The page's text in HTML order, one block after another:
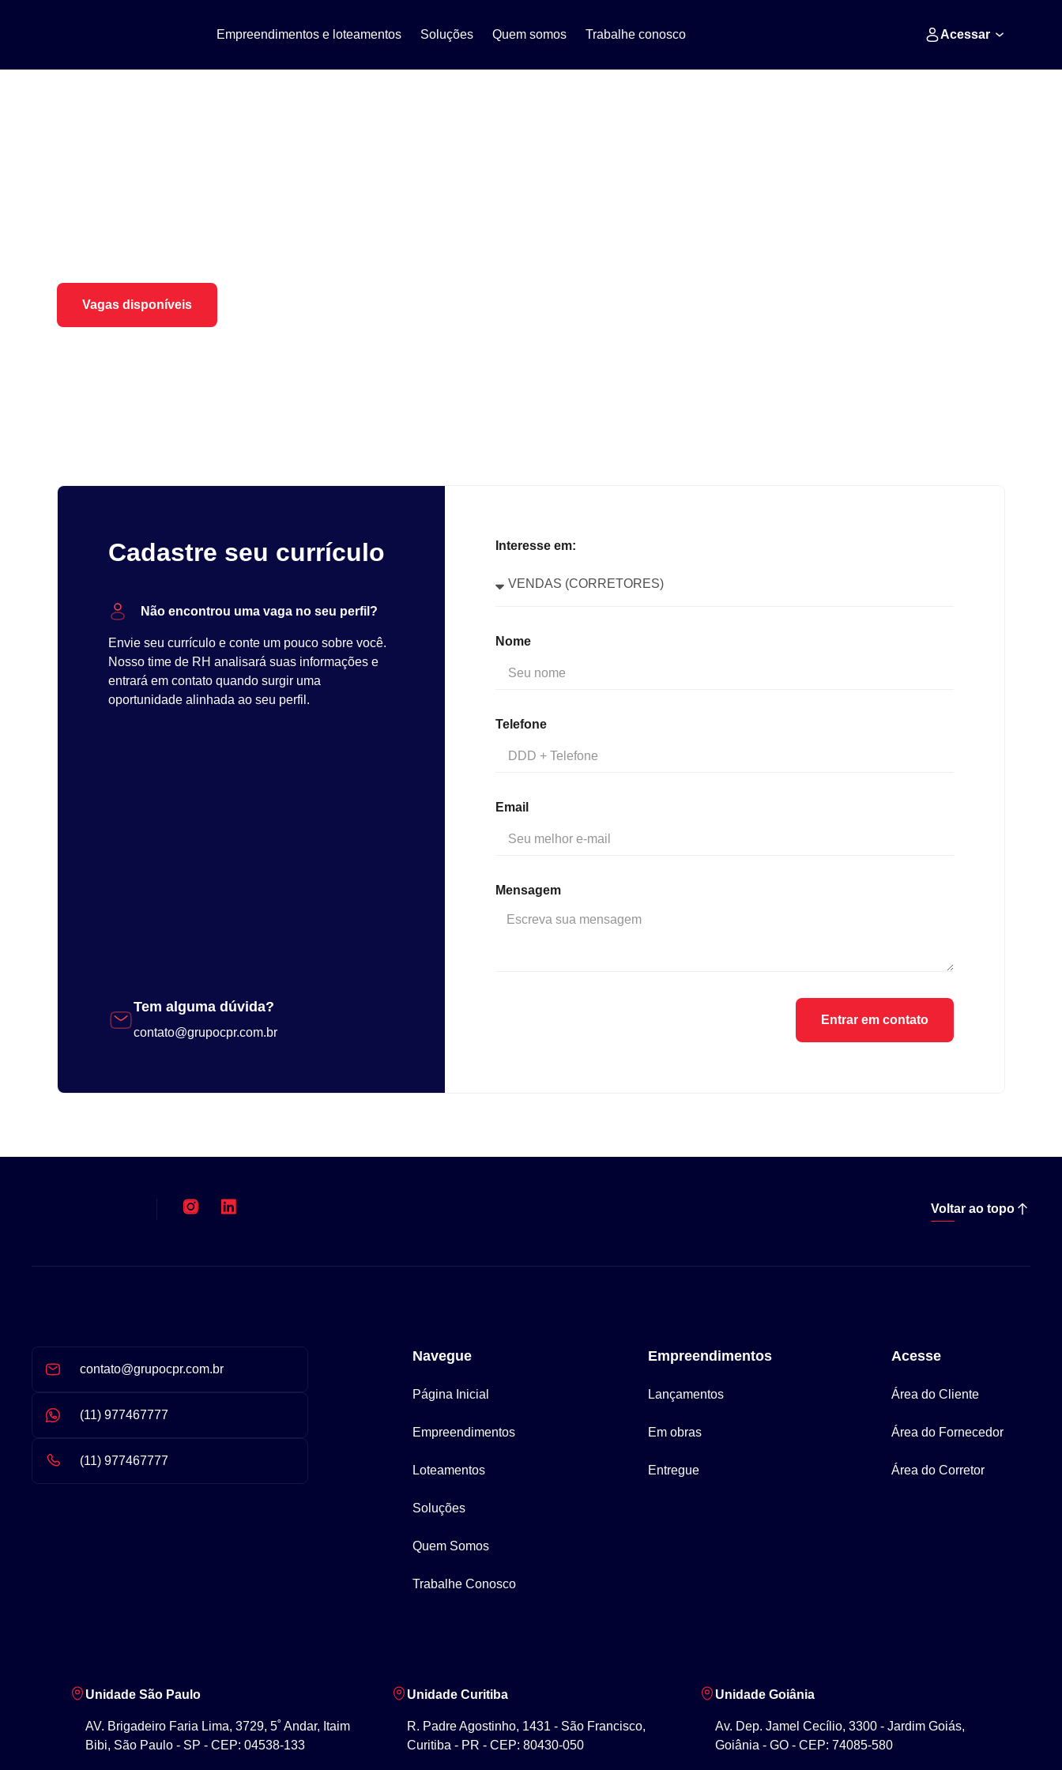
Empreendimentos e loteamentos Soluções Quem somos Trabalhe conosco Acessar
Vagas disponíveis
Cadastre seu currículo
Não encontrou uma vaga no seu perfil?
Envie seu currículo e conte um pouco sobre você.
Nosso time de RH analisará suas informações e
entrará em contato quando surgir uma
oportunidade alinhada ao seu perfil.
Tem alguma dúvida?
contato@grupocpr.com.br
Interesse em:
Nome
Telefone
Email
Mensagem
Entrar em contato
Voltar ao topo
contato@grupocpr.com.br
(11) 977467777
(11) 977467777
Navegue
Página Inicial
Empreendimentos
Loteamentos
Soluções
Quem Somos
Trabalhe Conosco
Empreendimentos
Lançamentos
Em obras
Entregue
Acesse
Área do Cliente
Área do Fornecedor
Área do Corretor
Unidade São Paulo
AV. Brigadeiro Faria Lima, 3729, 5˚ Andar, Itaim
Bibi, São Paulo - SP - CEP: 04538-133
Unidade Curitiba
R. Padre Agostinho, 1431 - São Francisco,
Curitiba - PR - CEP: 80430-050
Unidade Goiânia
Av. Dep. Jamel Cecílio, 3300 - Jardim Goiás,
Goiânia - GO - CEP: 74085-580